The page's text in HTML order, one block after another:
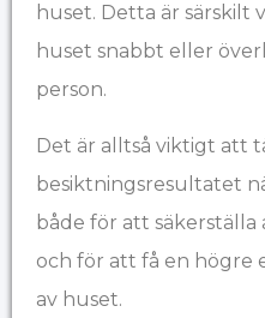
huset. Detta är särskilt
huset snabbt eller
person.
Det är alltså viktigt att
besiktningsresultatet
både för att säkerställa
och för att få en högre
av huset.